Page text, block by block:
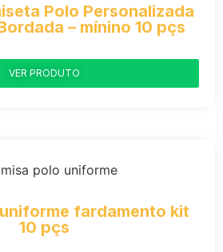
Polo Personalizada
– mínino 10 pçs
VER PRODUTO
fardamento kit
10 pçs